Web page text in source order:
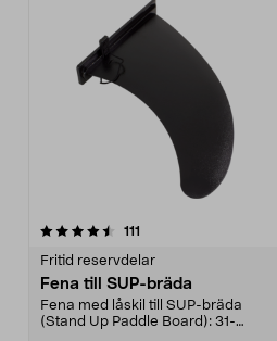
111
Fritid reservdelar
Fena till SUP-bräda
Fena med låskil till SUP-bräda
(Stand Up Paddle Board): 31-
4.5 av 5 stjärnor